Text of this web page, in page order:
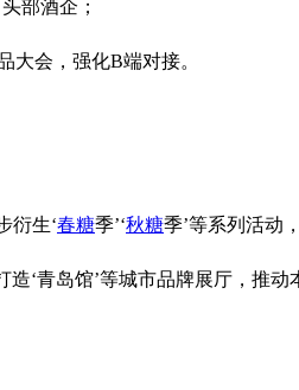
部酒企；
大会，强化B端对接。‌‌
衍生‘‌春糖季’‘‌秋糖季’等系列活动
‘‌青岛馆’等城市品牌展厅，推动